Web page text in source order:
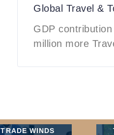
Global Travel &
GDP
million more
TRADE WINDS